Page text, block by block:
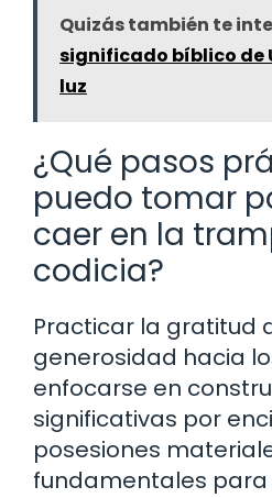
Quizás también te
significado bíblico de
luz
¿Qué pasos
puedo tomar
caer en la
codicia?
Practicar la gratitud
generosidad hacia
enfocarse en
significativas por
posesiones
fundamentales para